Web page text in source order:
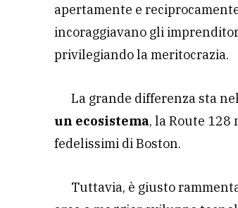
apertamente e
incoraggiavano gli
privilegiando la meritocrazia.
La grande differenza sta
un ecosistema, la Route 128
fedelissimi di Boston.
Tuttavia, è giusto